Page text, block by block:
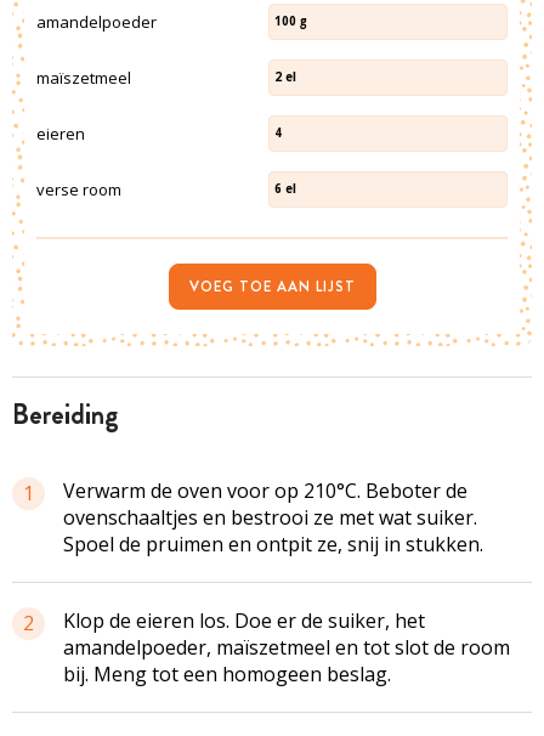
bereiding
1
Verwarm de oven voor op 210°C. Beboter de
ovenschaaltjes en bestrooi ze met wat suiker.
Spoel de pruimen en ontpit ze, snij in stukken.
2
Klop de eieren los. Doe er de suiker, het
amandelpoeder, maïszetmeel en tot slot de room
bij. Meng tot een homogeen beslag.
amandelpoeder 100 g
maïszetmeel 2 el
eieren 4
verse room 6 el
VOEG TOE AAN LIJST